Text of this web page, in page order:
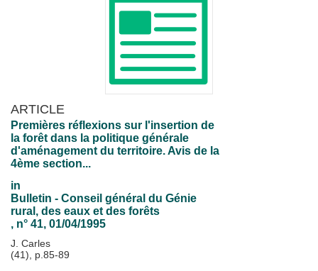
ARTICLE
Premières réflexions sur l'insertion de
la forêt dans la politique générale
d'aménagement du territoire. Avis de la
4ème section...
in
Bulletin - Conseil général du Génie
rural, des eaux et des forêts
, n° 41, 01/04/1995
J. Carles
(41), p.85-89